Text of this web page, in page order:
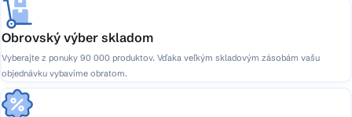
Obrovský výber skladom
Vyberajte z ponuky 90 000 produktov. Vďaka veľkým skladovým zásobám vašu
objednávku vybavíme obratom.